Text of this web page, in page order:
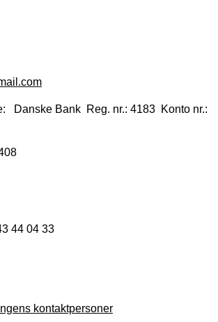
Danske Bank Reg. nr.: 4183 Konto nr.:
44 04 33
kontaktpersoner